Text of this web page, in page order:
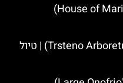
הבית של מרין דרזיץ' (House of Marin Držić)
הגנים הבוטניים בטרסטנו (Trsteno Arboretum) | טיול